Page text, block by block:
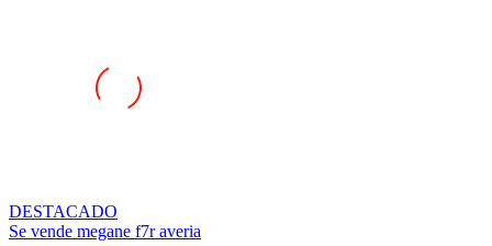
Se vende megane f7r averia